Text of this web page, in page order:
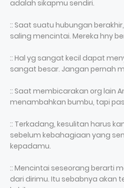
adalah sikapmu sendiri.
:: Saat suatu hubungan
saling mencintai. Mereka hny
:: Hal yg sangat kecil dapat
sangat besar. Jangan pernah
:: Saat membicarakan org lain
menambahkan bumbu, tapi
:: Terkadang, kesulitan harus
sebelum kebahagiaan yang
kepadamu.
:: Mencintai seseorang berarti
dari dirimu. Itu sebabnya akan